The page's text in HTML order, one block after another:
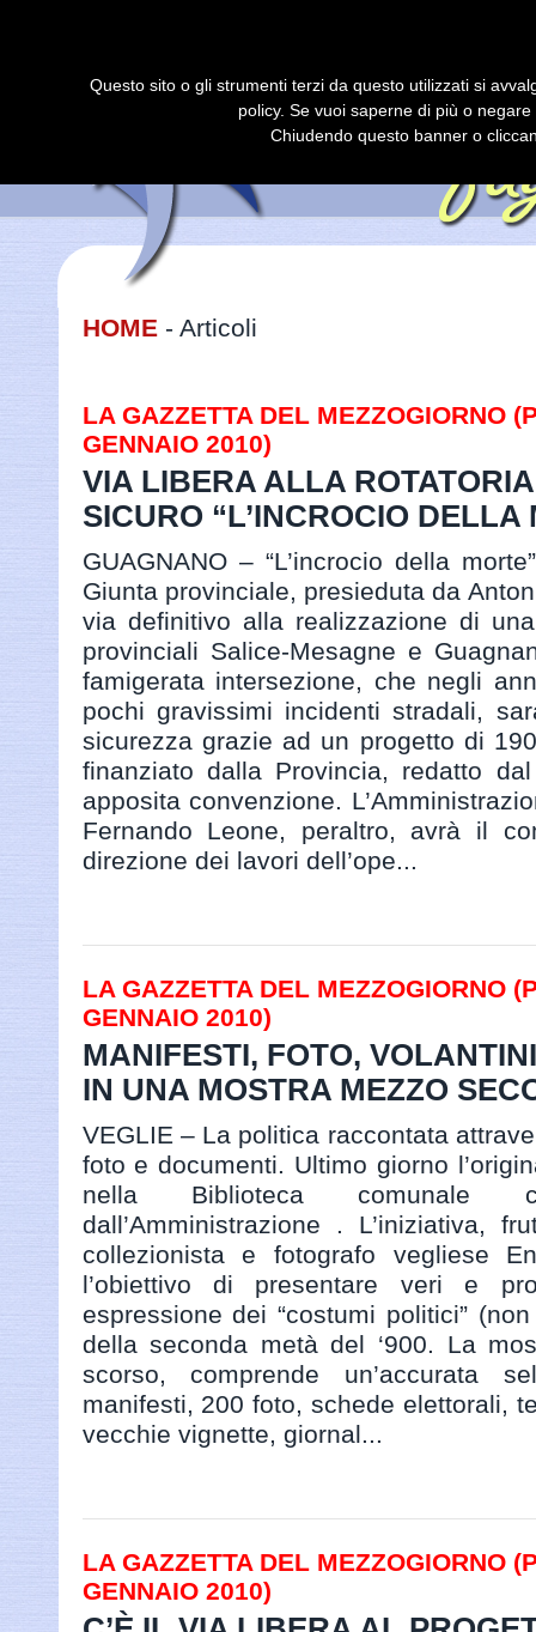
HOME- Articoli
LA GAZZETTA DEL MEZZOGIORNO
GENNAIO 2010)
VIA LIBERA ALLA
SICURO “L’INCROCIO DELLA
GUAGNANO – “L’incrocio della
Giunta provinciale, presieduta da
via definitivo alla realizzazione di
provinciali Salice-Mesagne e
famigerata intersezione, che negli
pochi gravissimi incidenti stradali,
sicurezza grazie ad un progetto di
finanziato dalla Provincia, redatto
apposita convenzione.
Fernando Leone, peraltro, avrà il
direzione dei lavori dell’ope...
LA GAZZETTA DEL MEZZOGIORNO
GENNAIO 2010)
MANIFESTI, FOTO,
IN UNA MOSTRA MEZZO
VEGLIE – La politica raccontata
foto e documenti. Ultimo giorno
nella Biblioteca comunale
dall’Amministrazione . L’iniziativa,
collezionista e fotografo vegliese
l’obiettivo di presentare veri e
espressione dei “costumi politici”
della seconda metà del ‘900. La
scorso, comprende un’accurata
manifesti, 200 foto, schede elettorali,
vecchie vignette, giornal...
LA GAZZETTA DEL MEZZOGIORNO
GENNAIO 2010)
Questo sito o gli strumenti terzi da questo utilizzati si
policy. Se vuoi saperne di più o
Chiudendo questo banner o